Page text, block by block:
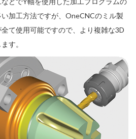
加工方法ですが、OneCNCのミル製
て使用可能ですので、より複雑な3D
す。